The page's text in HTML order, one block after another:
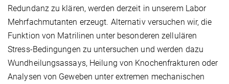
Redundanz zu klären, werden derzeit in unserem Labor
Mehrfachmutanten erzeugt. Alternativ versuchen wir, die
Funktion von Matrilinen unter besonderen zellulären
Stress-Bedingungen zu untersuchen und werden dazu
Wundheilungsassays, Heilung von Knochenfrakturen oder
Analysen von Geweben unter extremen mechanischen